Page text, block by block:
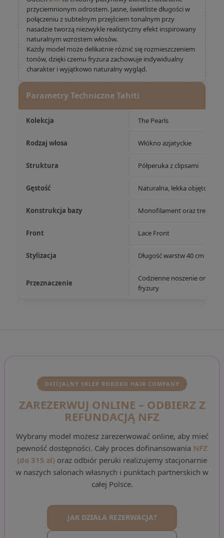
przyciemnionym odrostem. Jasne, świetliste długości w
połączeniu z subtelnym przejściem tonalnym przy
nasadzie tworzą niezwykle realistyczny efekt inspirowany
naturalnym wzrostem włosów.
Każdy model może delikatnie różnić się rozmieszczeniem
tonów, dzięki czemu fryzura zachowuje indywidualny
charakter i wyjątkowo naturalny wygląd.
Parametry Techniczne Tahiti
Kolekcja The Pearls
Rodzaj włosa Włókno azjatyckie
Struktura Półperuka z clipsami
Gęstość Naturalna, lekka objętość
Konstrukcja bazy Monofilament oraz tresy
Front Lace Front
Stylizacja Długość warstw 40 cm /
Przeznaczenie
Codzienne noszenie oraz
fryzury
OFICJALNY SKLEP ROKOKO HAIR COMPANY
ZAREZERWUJ ONLINE – ODBIERZ Z
REFUNDACJĄ NFZ
Wybrany model możesz zarezerwować online, aby mieć
pewność dostępności. Cały proces dofinansowania NFZ
(do 315 zł) oraz odbiór peruki realizujemy stacjonarnie
w naszych salonach własnych i punktach partnerskich w
całej Polsce.
JAK DZIAŁA REZERWACJA?